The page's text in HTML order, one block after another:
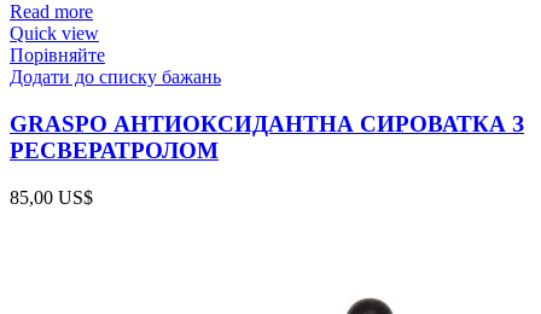
Read more
Quick view
Порівняйте
Додати до списку бажань
GRASPO АНТИОКСИДАНТНА СИРОВАТКА З
РЕСВЕРАТРОЛОМ
85,00 US$